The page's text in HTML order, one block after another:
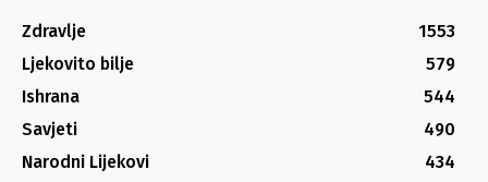
Zdravlje
1553
Ljekovito bilje
579
Ishrana
544
Savjeti
490
Narodni Lijekovi
434